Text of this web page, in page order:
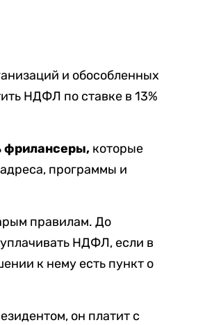
и обособленных
НДФЛ по ставке в 13%
фрилансеры, которые
программы и
правилам. До
НДФЛ, если в
к нему есть пункт о
он платит с